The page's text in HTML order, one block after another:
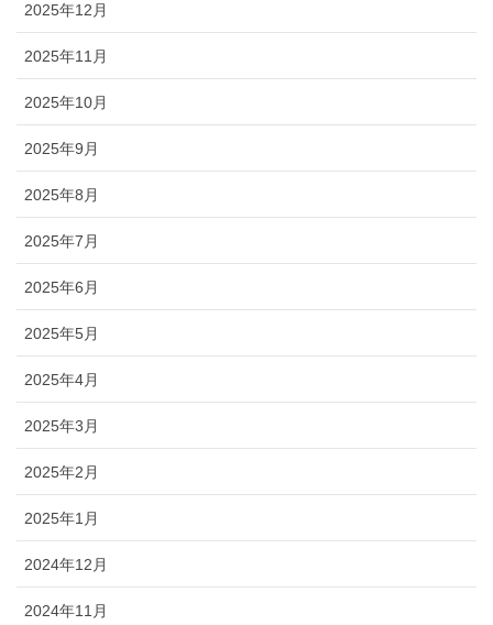
2025年12月
2025年11月
2025年10月
2025年9月
2025年8月
2025年7月
2025年6月
2025年5月
2025年4月
2025年3月
2025年2月
2025年1月
2024年12月
2024年11月